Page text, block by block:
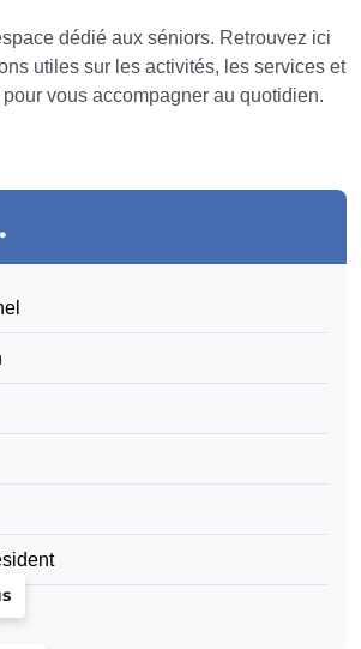
dédié aux séniors. Retrouvez ici
utiles sur les activités, les services et
vous accompagner au quotidien.